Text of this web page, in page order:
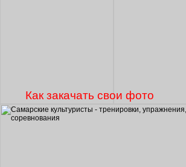
Как закачать свои фото